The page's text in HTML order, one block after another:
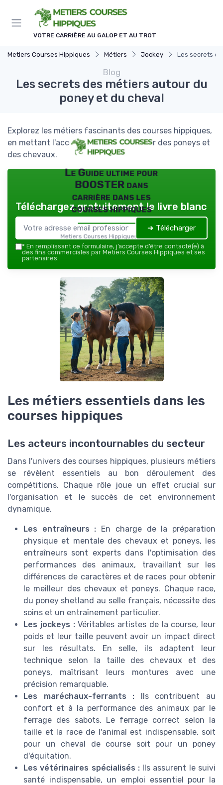
VOTRE CARRIÈRE AU GALOP ET AU TROT
Metiers Courses Hippiques Métiers Jockey Les secrets
Blog
Les secrets des métiers autour du
poney et du cheval
Explorez les métiers fascinants des courses hippiques,
en mettant l'accent sur les rôles autour des poneys et
des chevaux.
Le Guide ultime pour
BOOSTER dans
carrière dans les
courses hippiques
Metiers Courses Hippiques — 2026
Téléchargez gratuitement le livre blanc
➔ Télécharger
* En remplissant ce formulaire, j’accepte d’être contacté(e) à
des fins commerciales par Metiers Courses Hippiques et ses
partenaires.
Les métiers essentiels dans les
courses hippiques
Les acteurs incontournables du secteur
Dans l'univers des courses hippiques, plusieurs métiers
se révèlent essentiels au bon déroulement des
compétitions. Chaque rôle joue un effet crucial sur
l'organisation et le succès de cet environnement
dynamique.
Les entraîneurs : En charge de la préparation
physique et mentale des chevaux et poneys, les
entraîneurs sont experts dans l'optimisation des
performances des animaux, travaillant sur les
différences de caractères et de races pour obtenir
le meilleur des chevaux et poneys. Chaque race,
du poney shetland au selle français, nécessite des
soins et un entraînement particulier.
Les jockeys :Véritables artistes de la course, leur
poids et leur taille peuvent avoir un impact direct
sur les résultats. En selle, ils adaptent leur
technique selon la taille des chevaux et des
poneys, maîtrisant leurs montures avec une
précision remarquable.
Les maréchaux-ferrants : Ils contribuent au
confort et à la performance des animaux par le
ferrage des sabots. Le ferrage correct selon la
taille et la race de l'animal est indispensable, soit
pour un cheval de course soit pour un poney
d'équitation.
Les vétérinaires spécialisés :Ils assurent le suivi
santé indispensable, un emploi essentiel pour la
Panneau de gestion des cookies